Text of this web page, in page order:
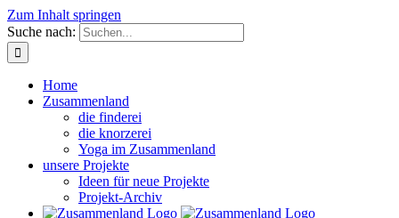
Zum Inhalt springen
Suche nach:
Home
Zusammenland
die finderei
die knorzerei
Yoga im Zusammenland
unsere Projekte
Ideen für neue Projekte
Projekt-Archiv